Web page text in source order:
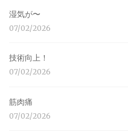
湿気が〜
07/02/2026
技術向上！
07/02/2026
筋肉痛
07/02/2026